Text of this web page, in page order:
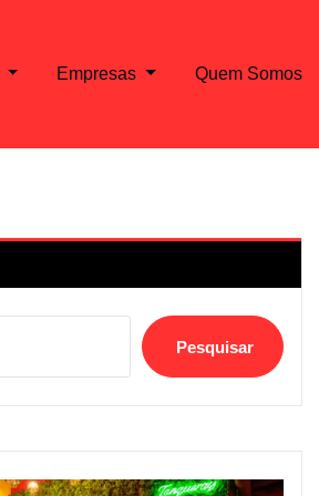
Empresas Quem Somos
Pesquisar